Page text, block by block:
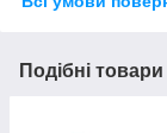
Подібні товари